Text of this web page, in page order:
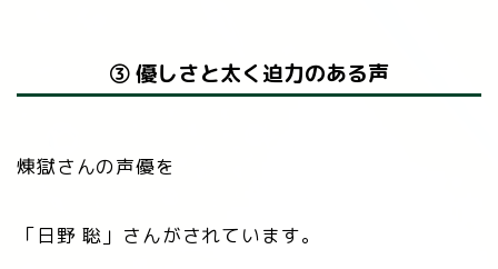
③ 優しさと太く迫力のある声
煉󠄁獄さんの声優を
「日野 聡」さんがされています。